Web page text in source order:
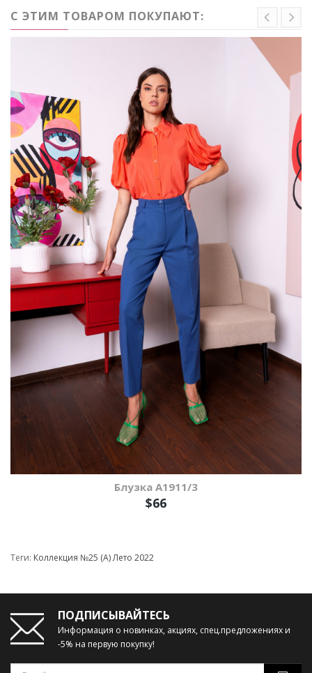
С ЭТИМ ТОВАРОМ ПОКУПАЮТ:
Блузка A1911/3
$66
Теги: Коллекция №25 (А) Лето 2022
ПОДПИСЫВАЙТЕСЬ
Информация о новинках, акциях, спец.предложениях и
-5% на первую покупку!